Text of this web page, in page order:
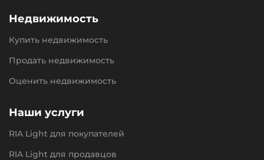
Недвижимость
Купить недвижимость
Продать недвижимость
Оценить недвижимость
Наши услуги
RIA Light для покупателей
RIA Light для продавцов